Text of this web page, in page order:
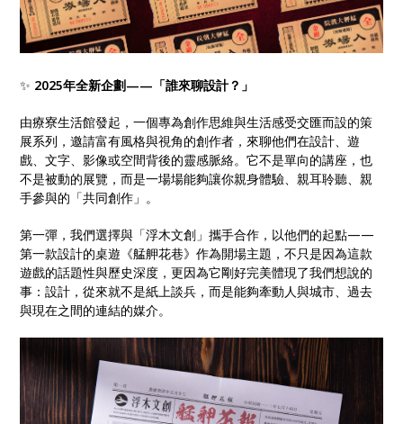
✨ 2025年全新企劃——「誰來聊設計？」
由療寮生活館發起，一個專為創作思維與生活感受交匯而設的策
展系列，邀請富有風格與視角的創作者，來聊他們在設計、遊
戲、文字、影像或空間背後的靈感脈絡。它不是單向的講座，也
不是被動的展覽，而是一場場能夠讓你親身體驗、親耳聆聽、親
手參與的「共同創作」。
第一彈，我們選擇與「浮木文創」攜手合作，以他們的起點——
第一款設計的桌遊《艋舺花巷》作為開場主題，不只是因為這款
遊戲的話題性與歷史深度，更因為它剛好完美體現了我們想說的
事：設計，從來就不是紙上談兵，而是能夠牽動人與城市、過去
與現在之間的連結的媒介。